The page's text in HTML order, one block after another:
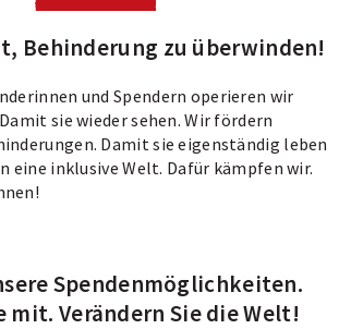
Behinderung zu überwinden!
und Spendern operieren wir
sie wieder sehen. Wir fördern
Damit sie eigenständig leben
eine inklusive Welt. Dafür kämpfen wir.
Spendenmöglichkeiten.
mit. Verändern Sie die Welt!